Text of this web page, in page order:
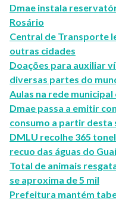
Dmae instala
Rosário
Central de Transporte
outras cidades
Doações para auxiliar
diversas partes do
Aulas na rede
Dmae passa a emitir
consumo a partir desta
DMLU recolhe 365
recuo das águas do
Total de animais
se aproxima de 5 mil
Prefeitura mantém